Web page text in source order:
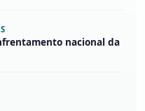
nacional da